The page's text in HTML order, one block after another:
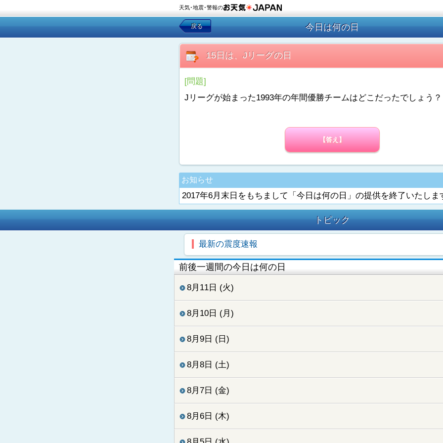
天気･地震･警報の
戻る 今日は何の日
15日は、Jリーグの日
[問題]
Jリーグが始まった1993年の年間優勝チームはどこだったでしょう？
【答え】
お知らせ
2017年6月末日をもちまして「今日は何の日」の提供を終了いたしま
トピック
最新の震度速報
前後一週間の今日は何の日
8月11日 (火)
8月10日 (月)
8月9日 (日)
8月8日 (土)
8月7日 (金)
8月6日 (木)